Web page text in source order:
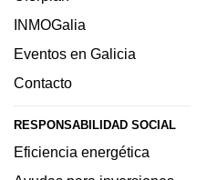
INMOGalia
Eventos en Galicia
Contacto
RESPONSABILIDAD SOCIAL
Eficiencia energética